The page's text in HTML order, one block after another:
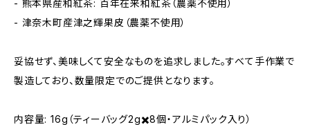
- 熊本県産和紅茶: 百年在来和紅茶（農薬不使用）
- 津奈木町産津之輝果皮（農薬不使用）
妥協せず、美味しくて安全なものを追求しました。すべて手作業で
製造しており、数量限定でのご提供となります。
内容量: 16g（ティーバッグ2g✖️8個・アルミパック入り）